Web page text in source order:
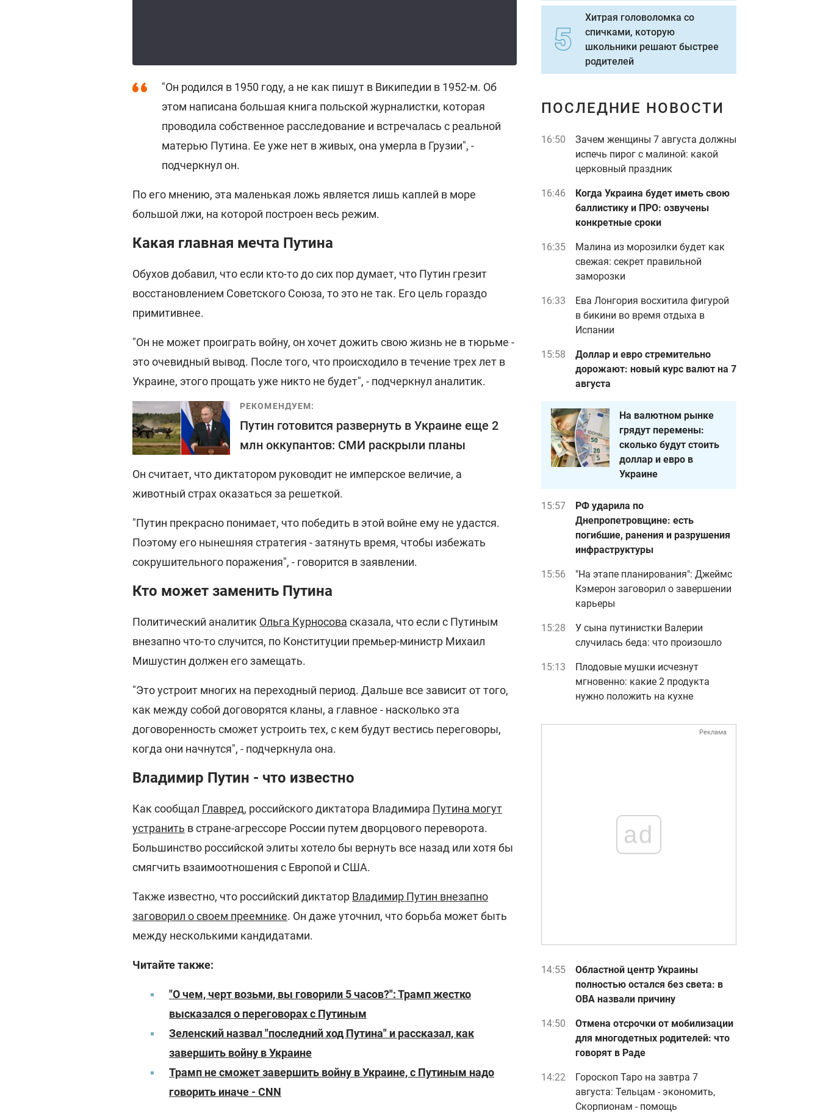
"Он родился в 1950 году, а не как пишут в Википедии в 1952-м. Об
этом написана большая книга польской журналистки, которая
проводила собственное расследование и встречалась с реальной
матерью Путина. Ее уже нет в живых, она умерла в Грузии", -
подчеркнул он.
По его мнению, эта маленькая ложь является лишь каплей в море
большой лжи, на которой построен весь режим.
Какая главная мечта Путина
Обухов добавил, что если кто-то до сих пор думает, что Путин грезит
восстановлением Советского Союза, то это не так. Его цель гораздо
примитивнее.
"Он не может проиграть войну, он хочет дожить свою жизнь не в тюрьме -
это очевидный вывод. После того, что происходило в течение трех лет в
Украине, этого прощать уже никто не будет", - подчеркнул аналитик.
РЕКОМЕНДУЕМ:
Путин готовится развернуть в Украине еще 2
млн оккупантов: СМИ раскрыли планы
Он считает, что диктатором руководит не имперское величие, а
животный страх оказаться за решеткой.
"Путин прекрасно понимает, что победить в этой войне ему не удастся.
Поэтому его нынешняя стратегия - затянуть время, чтобы избежать
сокрушительного поражения", - говорится в заявлении.
Кто может заменить Путина
Политический аналитик Ольга Курносова сказала, что если с Путиным
внезапно что-то случится, по Конституции премьер-министр Михаил
Мишустин должен его замещать.
"Это устроит многих на переходный период. Дальше все зависит от того,
как между собой договорятся кланы, а главное - насколько эта
договоренность сможет устроить тех, с кем будут вестись переговоры,
когда они начнутся", - подчеркнула она.
Владимир Путин - что известно
Как сообщал Главред, российского диктатора Владимира Путина могут
устранить в стране-агрессоре России путем дворцового переворота.
Большинство российской элиты хотело бы вернуть все назад или хотя бы
смягчить взаимоотношения с Европой и США.
Также известно, что российский диктатор Владимир Путин внезапно
заговорил о своем преемнике. Он даже уточнил, что борьба может быть
между несколькими кандидатами.
Читайте также:
"О чем, черт возьми, вы говорили 5 часов?": Трамп жестко
высказался о переговорах с Путиным
Зеленский назвал "последний ход Путина" и рассказал, как
завершить войну в Украине
Трамп не сможет завершить войну в Украине, с Путиным надо
говорить иначе - CNN
Хитрая головоломка со
спичками, которую
школьники решают быстрее
родителей
ПОСЛЕДНИЕ НОВОСТИ
16:50
Зачем женщины 7 августа должны
испечь пирог с малиной: какой
церковный праздник
16:46
Когда Украина будет иметь свою
баллистику и ПРО: озвучены
конкретные сроки
16:35
Малина из морозилки будет как
свежая: секрет правильной
заморозки
16:33
Ева Лонгория восхитила фигурой
в бикини во время отдыха в
Испании
15:58
Доллар и евро стремительно
дорожают: новый курс валют на 7
августа
На валютном рынке
грядут перемены:
сколько будут стоить
доллар и евро в
Украине
15:57
РФ ударила по
Днепропетровщине: есть
погибшие, ранения и разрушения
инфраструктуры
15:56
"На этапе планирования": Джеймс
Кэмерон заговорил о завершении
карьеры
15:28
У сына путинистки Валерии
случилась беда: что произошло
15:13
Плодовые мушки исчезнут
мгновенно: какие 2 продукта
нужно положить на кухне
Реклама
ad
14:55
Областной центр Украины
полностью остался без света: в
ОВА назвали причину
14:50
Отмена отсрочки от мобилизации
для многодетных родителей: что
говорят в Раде
14:22
Гороскоп Таро на завтра 7
августа: Тельцам - экономить,
Скорпионам - помощь